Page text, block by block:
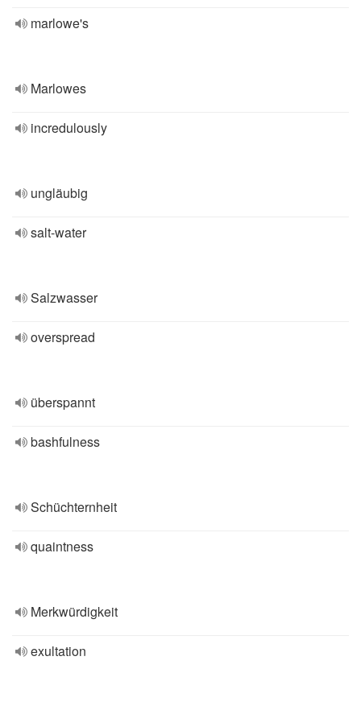
marlowe's
Marlowes
incredulously
ungläubig
salt-water
Salzwasser
overspread
überspannt
bashfulness
Schüchternheit
quaintness
Merkwürdigkeit
exultation